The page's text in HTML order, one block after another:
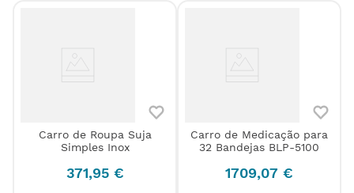
Carro de Roupa Suja
Simples Inox
371,95 €
Carro de Medicação para
32 Bandejas BLP-5100
1709,07 €